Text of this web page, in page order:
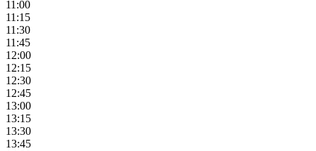
11:00
11:15
11:30
11:45
12:00
12:15
12:30
12:45
13:00
13:15
13:30
13:45